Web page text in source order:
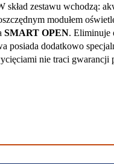
zestawu wchodzą:
modułem
SMART OPEN. Eliminuje
posiada dodatkowo
nie traci gwarancji